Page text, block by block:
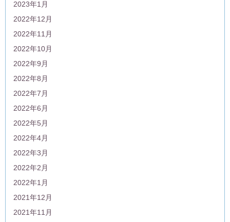
2023年1月
2022年12月
2022年11月
2022年10月
2022年9月
2022年8月
2022年7月
2022年6月
2022年5月
2022年4月
2022年3月
2022年2月
2022年1月
2021年12月
2021年11月